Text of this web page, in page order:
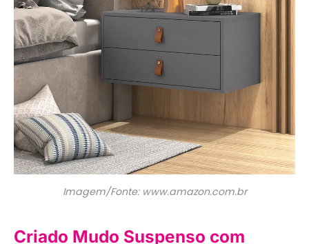
Imagem/Fonte: www.amazon.com.br
Criado Mudo Suspenso com